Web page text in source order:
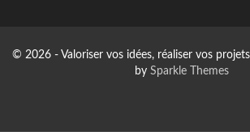
© 2026 - Valoriser vos idées, réaliser vos
by Sparkle Themes